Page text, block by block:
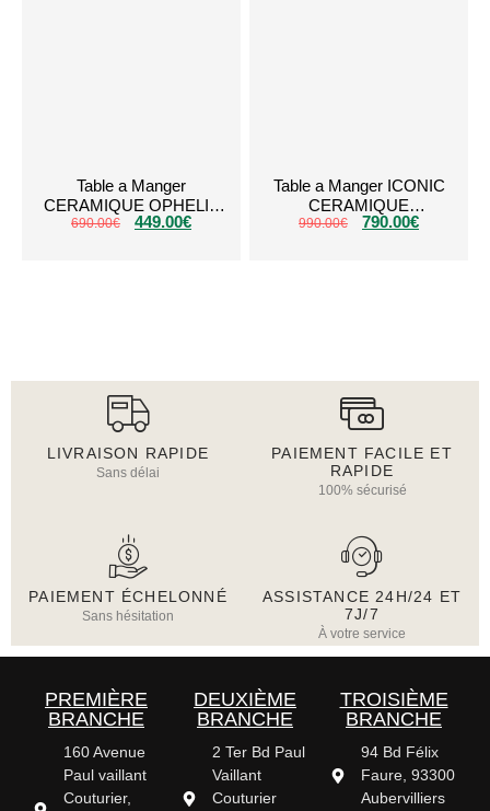
Table a Manger
CERAMIQUE OPHELIA
Blanc Dore
690.00€ 449.00€
Table a Manger ICONIC
CERAMIQUE
TRAVERTIN
990.00€ 790.00€
LIVRAISON RAPIDE
Sans délai
PAIEMENT FACILE ET
RAPIDE
100% sécurisé
PAIEMENT ÉCHELONNÉ
Sans hésitation
ASSISTANCE 24H/24 ET
7J/7
À votre service
PREMIÈRE
BRANCHE
160 Avenue
Paul vaillant
Couturier,
DEUXIÈME
BRANCHE
2 Ter Bd Paul
Vaillant
Couturier
TROISIÈME
BRANCHE
94 Bd Félix
Faure, 93300
Aubervilliers